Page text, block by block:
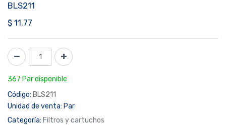
BLS211
$ 11.77
367 Par disponible
Código: BLS211
Unidad de venta: Par
Categoría: Filtros y cartuchos